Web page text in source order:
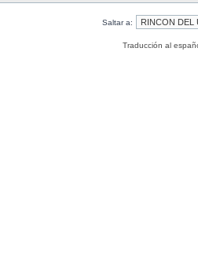
Saltar a:
Traducción al